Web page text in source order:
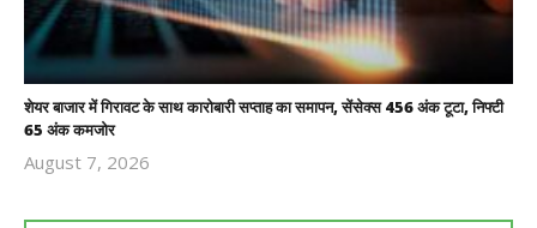
शेयर बाजार में गिरावट के साथ कारोबारी सप्ताह का समापन, सेंसेक्स 456 अंक टूटा, निफ्टी
65 अंक कमजोर
August 7, 2026